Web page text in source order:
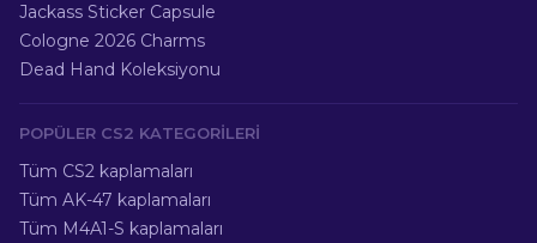
Jackass Sticker Capsule
Cologne 2026 Charms
Dead Hand Koleksiyonu
POPÜLER CS2 KATEGORILERI
Tüm CS2 kaplamaları
Tüm AK-47 kaplamaları
Tüm M4A1-S kaplamaları